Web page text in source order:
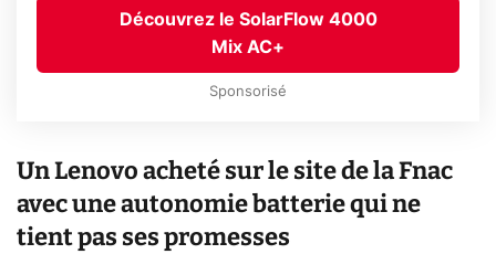
Découvrez le SolarFlow 4000
Mix AC+
Sponsorisé
Un Lenovo acheté sur le site de la Fnac
avec une autonomie batterie qui ne
tient pas ses promesses